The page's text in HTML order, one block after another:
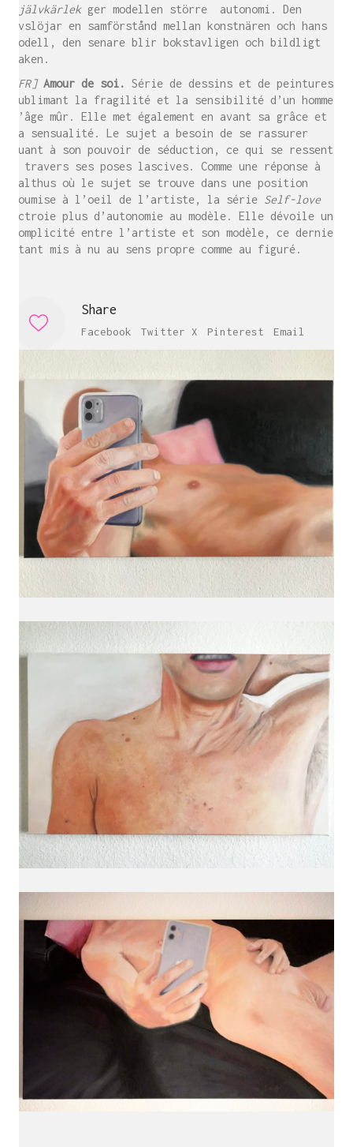
Självkärlek ger modellen större autonomi. Den
avslöjar en samförstånd mellan konstnären och hans
modell, den senare blir bokstavligen och bildligt
naken.
[FR] Amour de soi. Série de dessins et de peintures
sublimant la fragilité et la sensibilité d’un homme
d’âge mûr. Elle met également en avant sa grâce et
sa sensualité. Le sujet a besoin de se rassurer
quant à son pouvoir de séduction, ce qui se ressent
à travers ses poses lascives. Comme une réponse à
Balthus où le sujet se trouve dans une position
soumise à l’oeil de l’artiste, la série Self-love
octroie plus d’autonomie au modèle. Elle dévoile une
complicité entre l’artiste et son modèle, ce dernier
étant mis à nu au sens propre comme au figuré.
Share
Facebook Twitter X Pinterest Email
Carine Bovey
Visual Artist
c@carinebovey.com